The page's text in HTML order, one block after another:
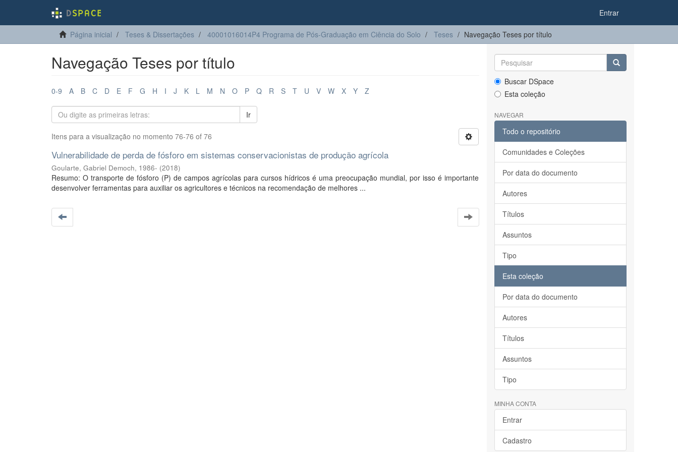
Entrar
Página inicial Teses & Dissertações 40001016014P4 Programa de Pós-Graduação em Ciência do Solo Teses Navegação Teses por título
Navegação Teses por título
0-9 A B C D E F G H I J K L M N O P Q R S T U V W X Y Z
Ir
Itens para a visualização no momento 76-76 of 76
Vulnerabilidade de perda de fósforo em sistemas conservacionistas de produção agrícola
Goularte, Gabriel Democh, 1986- (2018)
Resumo: O transporte de fósforo (P) de campos agrícolas para cursos hídricos é uma preocupação mundial, por isso é importante
desenvolver ferramentas para auxiliar os agricultores e técnicos na recomendação de melhores ...
Buscar DSpace
Esta coleção
NAVEGAR
Todo o repositório
Comunidades e Coleções
Por data do documento
Autores
Títulos
Assuntos
Tipo
Esta coleção
Por data do documento
Autores
Títulos
Assuntos
Tipo
MINHA CONTA
Entrar
Cadastro